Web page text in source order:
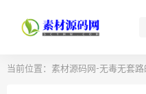
当前位置： 素材源码网-无毒无套